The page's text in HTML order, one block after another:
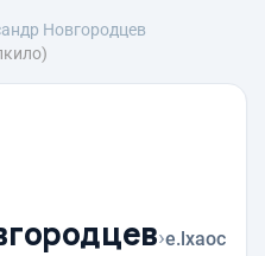
Новгородцев
›e.lxaoc